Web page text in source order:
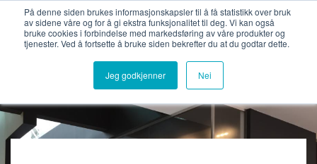
På denne siden brukes informasjonskapsler til å få statistikk over bruk
av sidene våre og for å gi ekstra funksjonalitet til deg. Vi kan også
bruke cookies i forbindelse med markedsføring av våre produkter og
tjenester. Ved å fortsette å bruke siden bekrefter du at du godtar dette.
Jeg godkjenner Nei
Bli medlemsbedriftLogg inn